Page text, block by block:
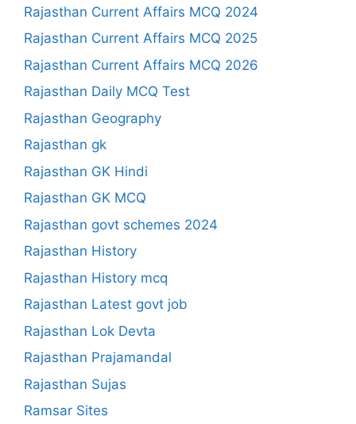
Rajasthan Current Affairs MCQ 2024
Rajasthan Current Affairs MCQ 2025
Rajasthan Current Affairs MCQ 2026
Rajasthan Daily MCQ Test
Rajasthan Geography
Rajasthan gk
Rajasthan GK Hindi
Rajasthan GK MCQ
Rajasthan govt schemes 2024
Rajasthan History
Rajasthan History mcq
Rajasthan Latest govt job
Rajasthan Lok Devta
Rajasthan Prajamandal
Rajasthan Sujas
Ramsar Sites